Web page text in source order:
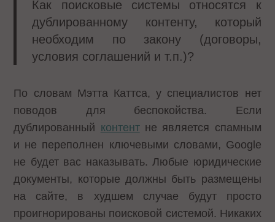
Как поисковые системы относятся к
дублированному контенту, который
необходим по закону (договоры,
условия соглашений и т.п.)?
По словам Мэтта Каттса, у специалистов нет
поводов для беспокойства. Если
дублированный контентне является спамным
и не переполнен ключевыми словами, Google
не будет вас наказывать. Любые юридические
документы, которые должны быть размещены
на сайте, в худшем случае будут просто
проигнорированы поисковой системой. Никаких